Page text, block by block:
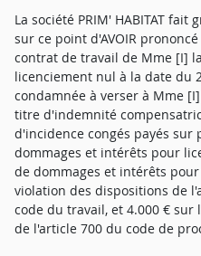
La société PRIM' HABITAT
sur ce point d'AVOIR
contrat de travail de Mme [I]
licenciement nul à la date du
condamnée à verser à Mme
titre d'indemnité
d'incidence congés payés sur
dommages et intérêts pour
de dommages et intérêts
violation des dispositions de
code du travail, et 4.000 €
de l'article 700 du code de